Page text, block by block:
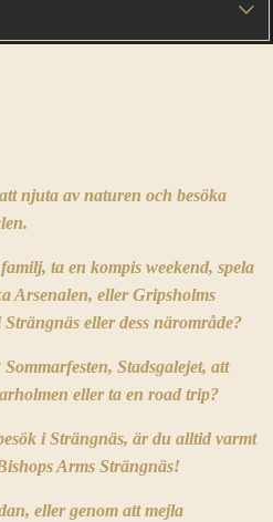
njuta av naturen och besöka
ta en kompis weekend, spela
Arsenalen, eller Gripsholms
eller dess närområde?
Stadsgalejet, att
eller ta en road trip?
i Strängnäs, är du alltid varmt
Arms Strängnäs!
eller genom att mejla